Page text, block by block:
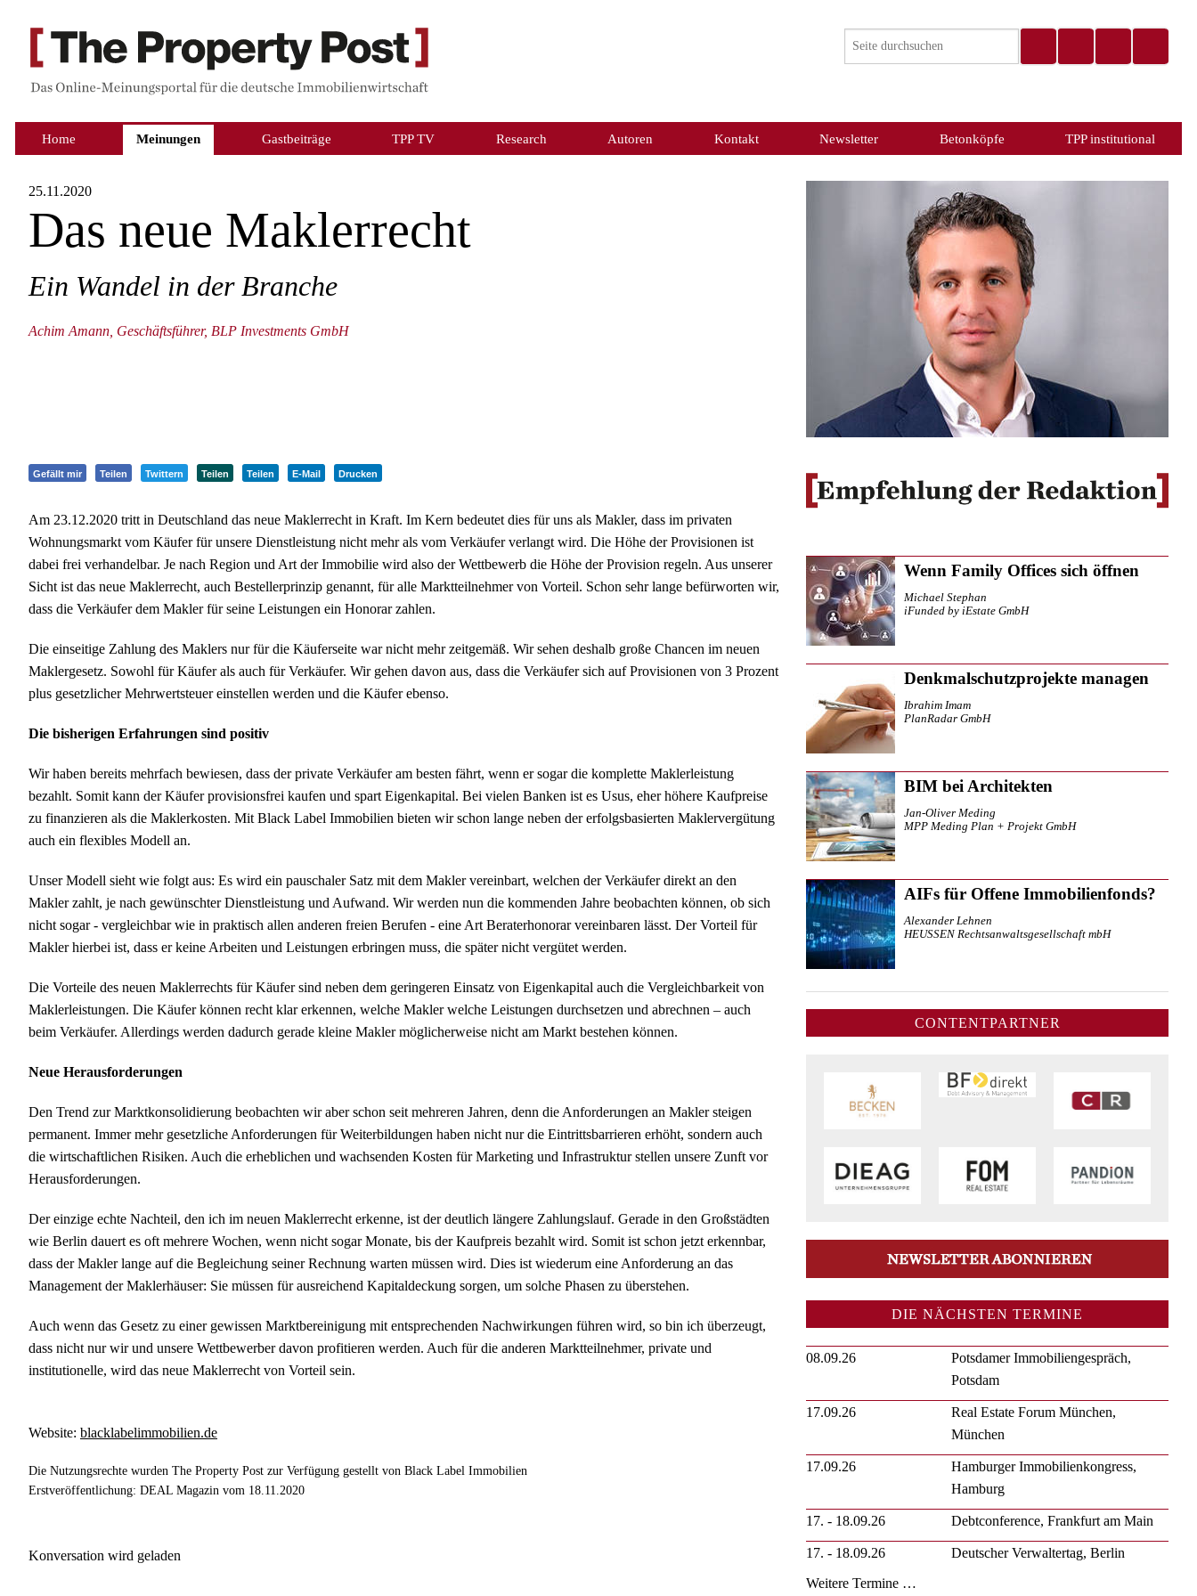
Home Meinungen Gastbeiträge TPP TV Research Autoren Kontakt Newsletter Betonköpfe TPP institutional
25.11.2020
Das neue Maklerrecht
Ein Wandel in der Branche
Achim Amann, Geschäftsführer, BLP Investments GmbH
Gefällt mir Teilen Twittern Teilen Teilen E-Mail Drucken
Am 23.12.2020 tritt in Deutschland das neue Maklerrecht in Kraft. Im Kern bedeutet dies für uns als Makler, dass im privaten
Wohnungsmarkt vom Käufer für unsere Dienstleistung nicht mehr als vom Verkäufer verlangt wird. Die Höhe der Provisionen ist
dabei frei verhandelbar. Je nach Region und Art der Immobilie wird also der Wettbewerb die Höhe der Provision regeln. Aus unserer
Sicht ist das neue Maklerrecht, auch Bestellerprinzip genannt, für alle Marktteilnehmer von Vorteil. Schon sehr lange befürworten wir,
dass die Verkäufer dem Makler für seine Leistungen ein Honorar zahlen.
Die einseitige Zahlung des Maklers nur für die Käuferseite war nicht mehr zeitgemäß. Wir sehen deshalb große Chancen im neuen
Maklergesetz. Sowohl für Käufer als auch für Verkäufer. Wir gehen davon aus, dass die Verkäufer sich auf Provisionen von 3 Prozent
plus gesetzlicher Mehrwertsteuer einstellen werden und die Käufer ebenso.
Die bisherigen Erfahrungen sind positiv
Wir haben bereits mehrfach bewiesen, dass der private Verkäufer am besten fährt, wenn er sogar die komplette Maklerleistung
bezahlt. Somit kann der Käufer provisionsfrei kaufen und spart Eigenkapital. Bei vielen Banken ist es Usus, eher höhere Kaufpreise
zu finanzieren als die Maklerkosten. Mit Black Label Immobilien bieten wir schon lange neben der erfolgsbasierten Maklervergütung
auch ein flexibles Modell an.
Unser Modell sieht wie folgt aus: Es wird ein pauschaler Satz mit dem Makler vereinbart, welchen der Verkäufer direkt an den
Makler zahlt, je nach gewünschter Dienstleistung und Aufwand. Wir werden nun die kommenden Jahre beobachten können, ob sich
nicht sogar - vergleichbar wie in praktisch allen anderen freien Berufen - eine Art Beraterhonorar vereinbaren lässt. Der Vorteil für
Makler hierbei ist, dass er keine Arbeiten und Leistungen erbringen muss, die später nicht vergütet werden.
Die Vorteile des neuen Maklerrechts für Käufer sind neben dem geringeren Einsatz von Eigenkapital auch die Vergleichbarkeit von
Maklerleistungen. Die Käufer können recht klar erkennen, welche Makler welche Leistungen durchsetzen und abrechnen – auch
beim Verkäufer. Allerdings werden dadurch gerade kleine Makler möglicherweise nicht am Markt bestehen können.
Neue Herausforderungen
Den Trend zur Marktkonsolidierung beobachten wir aber schon seit mehreren Jahren, denn die Anforderungen an Makler steigen
permanent. Immer mehr gesetzliche Anforderungen für Weiterbildungen haben nicht nur die Eintrittsbarrieren erhöht, sondern auch
die wirtschaftlichen Risiken. Auch die erheblichen und wachsenden Kosten für Marketing und Infrastruktur stellen unsere Zunft vor
Herausforderungen.
Der einzige echte Nachteil, den ich im neuen Maklerrecht erkenne, ist der deutlich längere Zahlungslauf. Gerade in den Großstädten
wie Berlin dauert es oft mehrere Wochen, wenn nicht sogar Monate, bis der Kaufpreis bezahlt wird. Somit ist schon jetzt erkennbar,
dass der Makler lange auf die Begleichung seiner Rechnung warten müssen wird. Dies ist wiederum eine Anforderung an das
Management der Maklerhäuser: Sie müssen für ausreichend Kapitaldeckung sorgen, um solche Phasen zu überstehen.
Auch wenn das Gesetz zu einer gewissen Marktbereinigung mit entsprechenden Nachwirkungen führen wird, so bin ich überzeugt,
dass nicht nur wir und unsere Wettbewerber davon profitieren werden. Auch für die anderen Marktteilnehmer, private und
institutionelle, wird das neue Maklerrecht von Vorteil sein.
Website: blacklabelimmobilien.de
Die Nutzungsrechte wurden The Property Post zur Verfügung gestellt von Black Label Immobilien
Erstveröffentlichung: DEAL Magazin vom 18.11.2020
Konversation wird geladen
Wenn Family Offices sich öffnen
Michael Stephan
iFunded by iEstate GmbH
Denkmalschutzprojekte managen
Ibrahim Imam
PlanRadar GmbH
BIM bei Architekten
Jan-Oliver Meding
MPP Meding Plan + Projekt GmbH
AIFs für Offene Immobilienfonds?
Alexander Lehnen
HEUSSEN Rechtsanwaltsgesellschaft mbH
CONTENTPARTNER
DIE NÄCHSTEN TERMINE
08.09.26
Potsdamer Immobiliengespräch,
Potsdam
17.09.26
Real Estate Forum München,
München
17.09.26
Hamburger Immobilienkongress,
Hamburg
17. - 18.09.26 Debtconference, Frankfurt am Main
17. - 18.09.26
Deutscher Verwaltertag, Berlin
Weitere Termine …